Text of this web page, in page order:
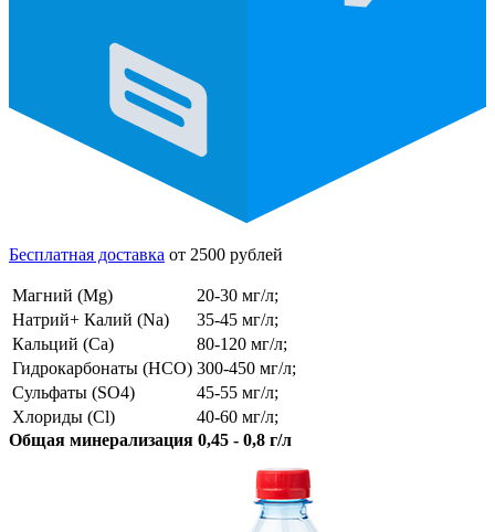
Бесплатная доставка от 2500 рублей
Магний (Mg)
20-30 мг/л;
Натрий+ Калий (Na)
35-45 мг/л;
Кальций (Ca)
80-120 мг/л;
Гидрокарбонаты (HCO) 300-450 мг/л;
Сульфаты (SO4)
45-55 мг/л;
Хлориды (Cl)
40-60 мг/л;
Общая минерализация 0,45 - 0,8 г/л